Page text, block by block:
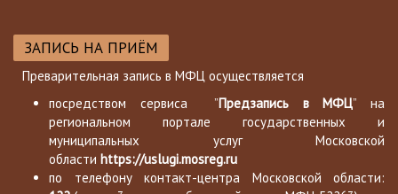
ЗАПИСЬ НА ПРИЁМ
Преварительная запись в МФЦ осуществляется
посредством сервиса ”Предзапись в МФЦ” на
региональном портале государственных и
муниципальных услуг Московской
области https://uslugi.mosreg.ru
по телефону контакт-центра Московской области: